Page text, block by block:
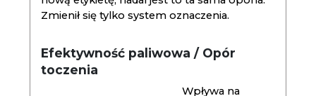
Zmienił się tylko system oznaczenia.
Efektywność paliwowa / Opór
toczenia
Wpływa na